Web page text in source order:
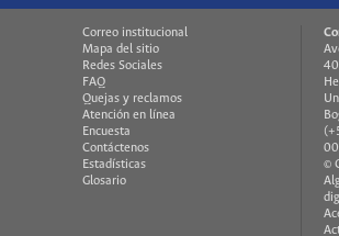
Correo institucional
Mapa del sitio
Redes Sociales
FAQ
Quejas y reclamos
Atención en línea
Encuesta
Contáctenos
Estadísticas
Glosario
©